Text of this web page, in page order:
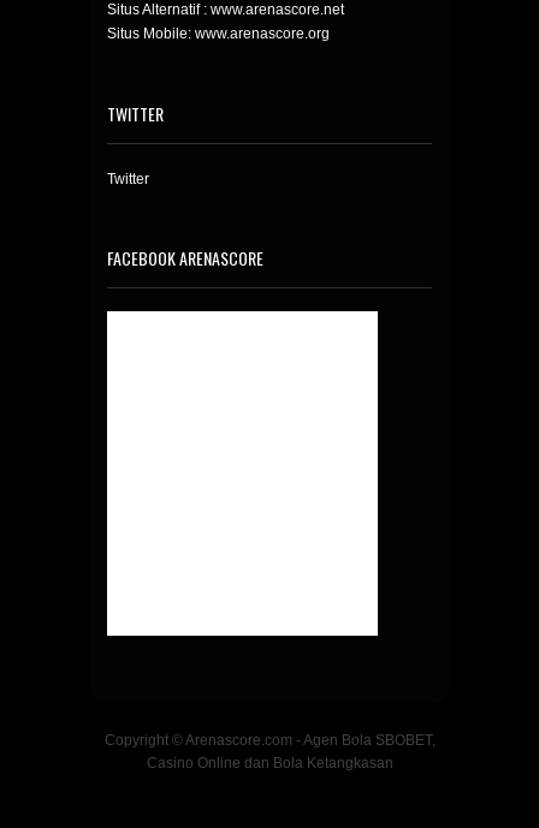
Situs Alternatif : www.arenascore.net
Situs Mobile: www.arenascore.org
TWITTER
Twitter
FACEBOOK ARENASCORE
Copyright © Arenascore.com - Agen Bola SBOBET,
Casino Online dan Bola Ketangkasan